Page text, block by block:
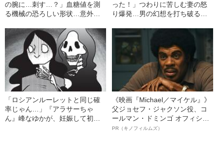
の腕に…刺す…？」血糖値を測
る機械の恐ろしい形状…意外と
った！」つわりに苦しむ妻の怒
り爆発…男の幻想を打ち破るま
「ロシアンルーレットと同じ確
率じゃん…」『アラサーちゃ
ん』峰なゆかが、妊娠して初め
《映画『Michael／マイケル』》
父ジョセフ・ジャクソン役、コ
ールマン・ドミンゴ オフィシャ
ルインタビュー“観客を魅了した
PR（キノフィルムズ）